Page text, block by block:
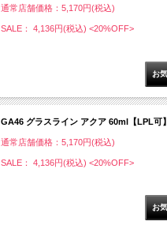
通常店舗価格：5,170円(税込)
SALE： 4,136円(税込) <20%OFF>
GA46 グラスライン アクア 60ml【LPL可】
通常店舗価格：5,170円(税込)
SALE： 4,136円(税込) <20%OFF>